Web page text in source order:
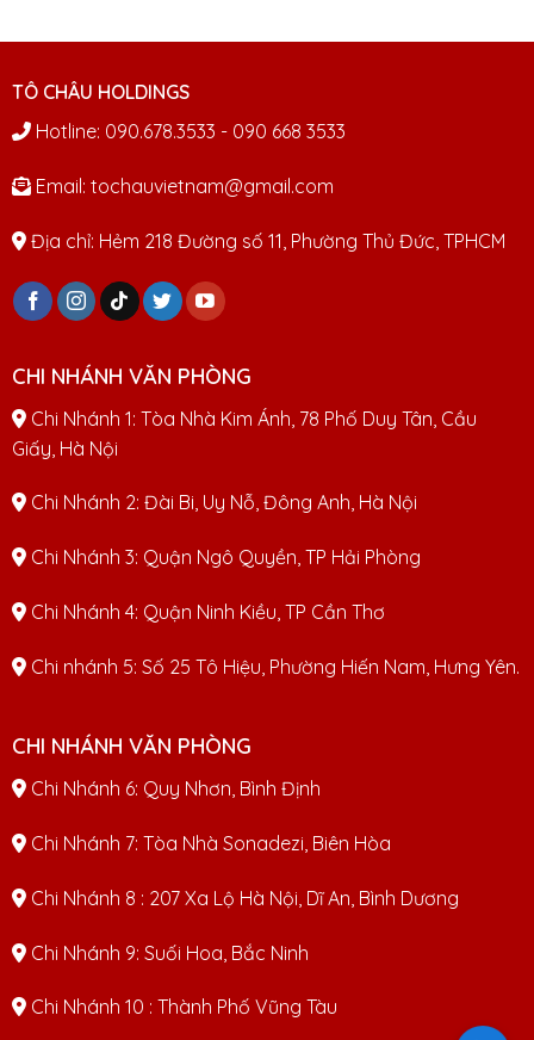
TÔ CHÂU HOLDINGS
Hotline: 090.678.3533 - 090 668 3533
Email: tochauvietnam@gmail.com
Địa chỉ: Hẻm 218 Đường số 11, Phường Thủ Đức, TPHCM
CHI NHÁNH VĂN PHÒNG
Chi Nhánh 1: Tòa Nhà Kim Ánh, 78 Phố Duy Tân, Cầu
Giấy, Hà Nội
Chi Nhánh 2: Đài Bi, Uy Nỗ, Đông Anh, Hà Nội
Chi Nhánh 3: Quận Ngô Quyền, TP Hải Phòng
Chi Nhánh 4: Quận Ninh Kiều, TP Cần Thơ
Chi nhánh 5: Số 25 Tô Hiệu, Phường Hiến Nam, Hưng Yên.
CHI NHÁNH VĂN PHÒNG
Chi Nhánh 6: Quy Nhơn, Bình Định
Chi Nhánh 7: Tòa Nhà Sonadezi, Biên Hòa
Chi Nhánh 8 : 207 Xa Lộ Hà Nội, Dĩ An, Bình Dương
Chi Nhánh 9: Suối Hoa, Bắc Ninh
Chi Nhánh 10 : Thành Phố Vũng Tàu